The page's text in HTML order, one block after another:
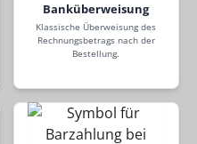
Banküberweisung
Klassische Überweisung des
Rechnungsbetrags nach der
Bestellung.